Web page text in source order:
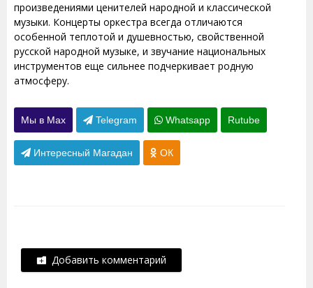
произведениями ценителей народной и классической
музыки. Концерты оркестра всегда отличаются
особенной теплотой и душевностью, свойственной
русской народной музыке, и звучание национальных
инструментов еще сильнее подчеркивает родную
атмосферу.
Мы в Max Telegram Whatsapp Rutube
Интересный Магадан ОК
Добавить комментарий